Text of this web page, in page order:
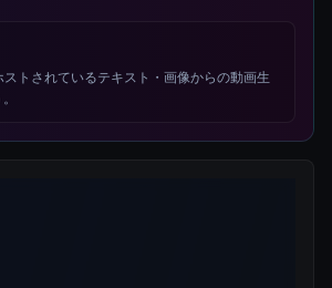
トされているテキスト・画像からの動画生